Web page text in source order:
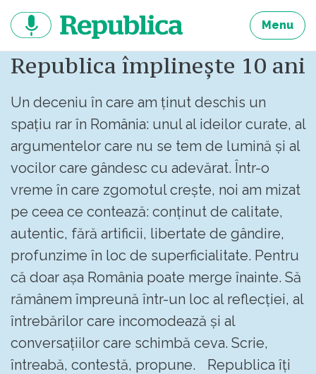
continut
Menu
Republica împlinește 10 ani
Un deceniu în care am ținut deschis un
spațiu rar în România: unul al ideilor curate, al
argumentelor care nu se tem de lumină și al
vocilor care gândesc cu adevărat. Într-o
vreme în care zgomotul crește, noi am mizat
pe ceea ce contează: conținut de calitate,
autentic, fără artificii, libertate de gândire,
profunzime în loc de superficialitate. Pentru
că doar așa România poate merge înainte. Să
rămânem împreună într-un loc al reflecției, al
întrebărilor care incomodează și al
conversațiilor care schimbă ceva. Scrie,
întreabă, contestă, propune. Republica îți